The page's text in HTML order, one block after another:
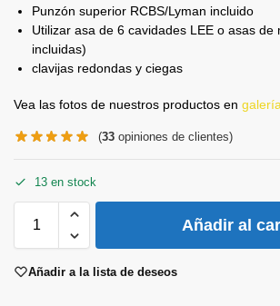
Punzón superior RCBS/Lyman incluido
Utilizar asa de 6 cavidades LEE o asas de
incluidas)
clavijas redondas y ciegas
Vea las fotos de nuestros productos en
(33 opiniones de clientes)
13 en stock
Añadir al
Añadir a la lista de deseos